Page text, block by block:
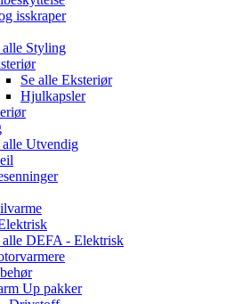
isskraper
alle Styling
Se alle Eksteriør
Hjulkapsler
alle Utvendig
alle DEFA - Elektrisk
Up pakker